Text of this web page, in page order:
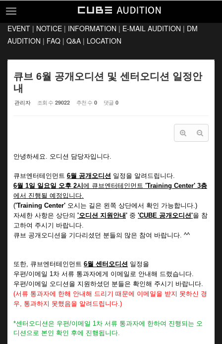
EVENT
INFORMATION
E-MAIL AUDITION
DM AUDITION
LOCATION
EVENT | NOTICE | INFORMATION | E-MAIL AUDITION | DM
AUDITION | FAQ | Q&A | LOCATION
큐브 6월 공개오디션 및 센터오디션 일정안
내
관리자 조회 수 29022 추천 수 0 댓글 0
안녕하세요. 오디션 담당자입니다.
큐브엔터테인먼트 6월 공개오디션 일정을 알려드립니다.
6월 1일 일요일 오후 2시 에 큐브엔터테인먼트 'Training Center' 3층
에서 진행될 예정입니다.
('Training Center' 오시는 길은 왼쪽 상단에서 확인 가능합니다.)
자세한 사항은 상단의 '오디션 지원안내' 중 'CUBE 공개오디션'을 참
고하여 주시기 바랍니다.
큐브 공개오디션을 기다리셨던 분들의 많은 참여 바랍니다. ^^
또한, 큐브엔터테인먼트 6월 센터오디션 일정을
우편/이메일 1차 서류 통과자에게 이메일로 안내해 드렸습니다.
우편/이메일 오디션을 지원하셨던 분들은 확인해 주시기 바랍니다.
(서류 통과자에 한해 안내해 드리기 때문에 이메일을 받지 못하신 경
우, 통과하지 못했음을 알려드립니다.)
*센터오디션은 우편/이메일 1차 서류 통과자에 한하여 진행되는 오
디션으로 본인 확인 후에 진행됩니다.